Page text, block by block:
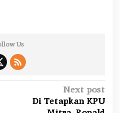
Us
Next post
Di Tetapkan KPU